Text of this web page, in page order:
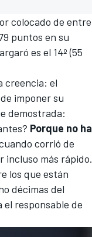
colocado de entre
puntos en su
es el 14º (55
creencia: el
imponer su
demostrada:
Porque no ha
corrió de
incluso más rápido.
los que están
décimas del
el responsable de